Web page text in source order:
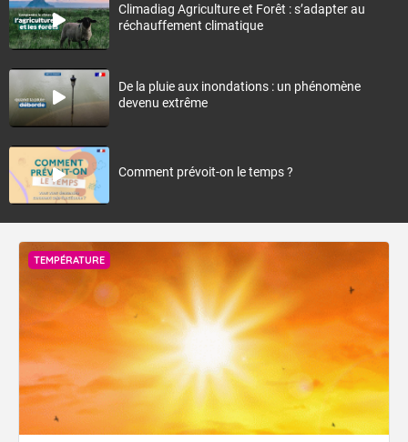
Climadiag Agriculture et Forêt : s’adapter au
réchauffement climatique
De la pluie aux inondations : un phénomène
devenu extrême
Comment prévoit-on le temps ?
TEMPÉRATURE